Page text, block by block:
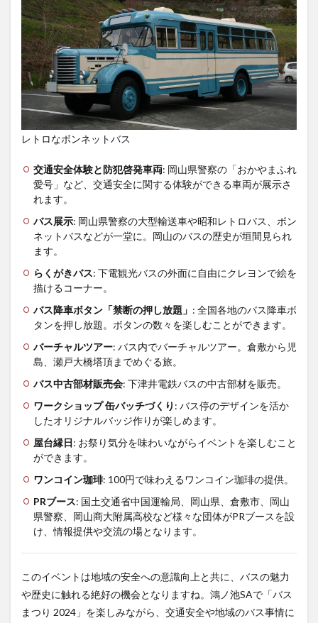
レトロなボンネットバス
交通安全体験と防犯啓発車両: 岡山県警察の「おかやまふれ
愛号」など、交通安全に関する体験ができる車両が展示さ
れます。
バス展示: 岡山県警察の大型輸送車や昭和レトロバス、ボン
ネットバスなどが一堂に。岡山のバスの歴史が垣間見られ
ます。
らくがきバス: 下電観光バスの外面に自由にクレヨンで絵を
描けるコーナー。
バス降車ボタン「禁断の押し放題」 : 全国各地のバス降車ボ
タンを押し放題。ボタンの数々を楽しむことができます。
バーチャルツアー: バス内でバーチャルツアー。倉敷から児
島、瀬戸大橋塔頂までめぐる旅。
バス中古部材販売会: 下津井電鉄バスの中古部材を販売。
ワークショップ 缶バッチづくり : バス停のデザインを活か
したオリジナルバッジ作りが楽しめます。
屋台縁日: お祭り気分を味わいながらイベントを楽しむこと
ができます。
ワンコイン珈琲: 100円で味わえるワンコイン珈琲の提供。
PRブース: 国土交通省中国運輸局、岡山県、倉敷市、岡山
県警察、岡山商大附属高校など様々な団体がPRブースを設
け、情報提供や交流の場となります。
このイベントは地域の安全への意識向上と共に、バスの魅力
や歴史に触れる絶好の機会となりますね。鴻ノ池SAで「バス
まつり 2024」を楽しみながら、交通安全や地域のバス事情に